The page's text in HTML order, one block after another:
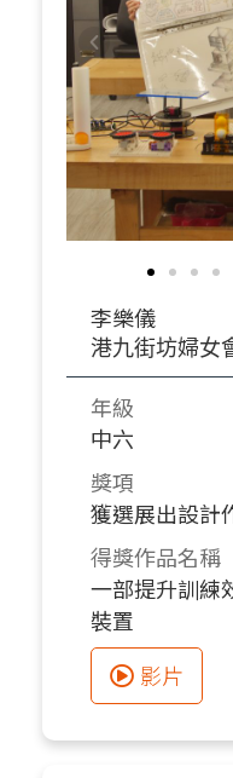
李樂儀
港九街坊婦女
年級
中六
獎項
獲選展出設計
得獎作品名稱
一部提升訓練
裝置
影片